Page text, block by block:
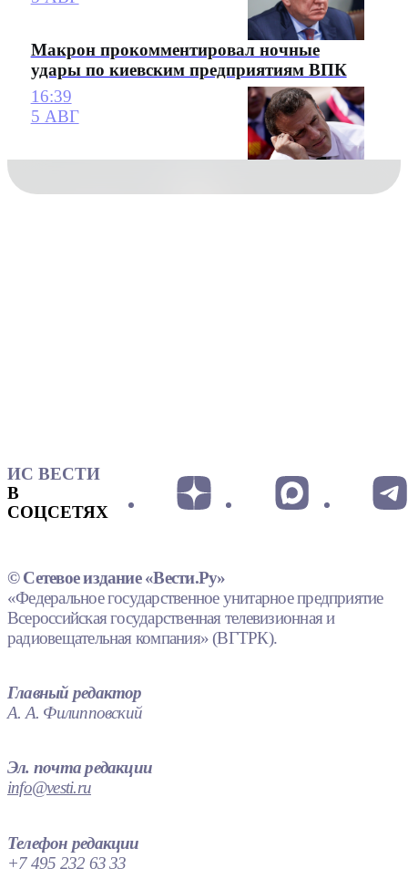
Макрон прокомментировал ночные
удары по киевским предприятиям ВПК
16:39
5 АВГ
ИС ВЕСТИ
В
СОЦСЕТЯХ
© Сетевое издание «Вести.Ру»
«Федеральное государственное унитарное предприятие
Всероссийская государственная телевизионная и
радиовещательная компания» (ВГТРК).
Главный редактор
А. А. Филипповский
Эл. почта редакции
info@vesti.ru
Телефон редакции
+7 495 232 63 33